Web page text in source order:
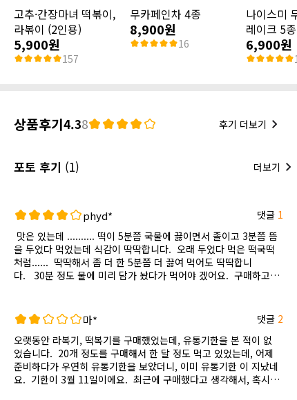
고추·간장마녀 떡볶이,
라볶이 (2인용)
5,900원
157
무카페인차 4종
8,900원
16
나이스미
레이크 5종
6,900원
상품후기4.38 후기 더보기
포토 후기 (1) 더보기
phyd* 댓글 1
맛은 있는데 .......... 떡이 5분쯤 국물에 끓이면서 졸이고 3분쯤 뜸
을 두었다 먹었는데 식감이 딱딱합니다. 오래 두었다 먹은 떡국떡
처럼...... 딱딱해서 좀 더 한 5분쯤 더 끓여 먹어도 딱딱합니
다. 30분 정도 물에 미리 담가 놨다가 먹어야 겠어요. 구매하고
마* 댓글 2
오랫동안 라복기, 떡복기를 구매했었는데, 유통기한을 본 적이 없
었습니다. 20개 정도를 구매해서 한 달 정도 먹고 있었는데, 어제
준비하다가 우연히 유통기한을 보았더니, 이미 유통기한 이 지났네
요. 기한이 3월 11일이에요. 최근에 구매했다고 생각해서, 혹시